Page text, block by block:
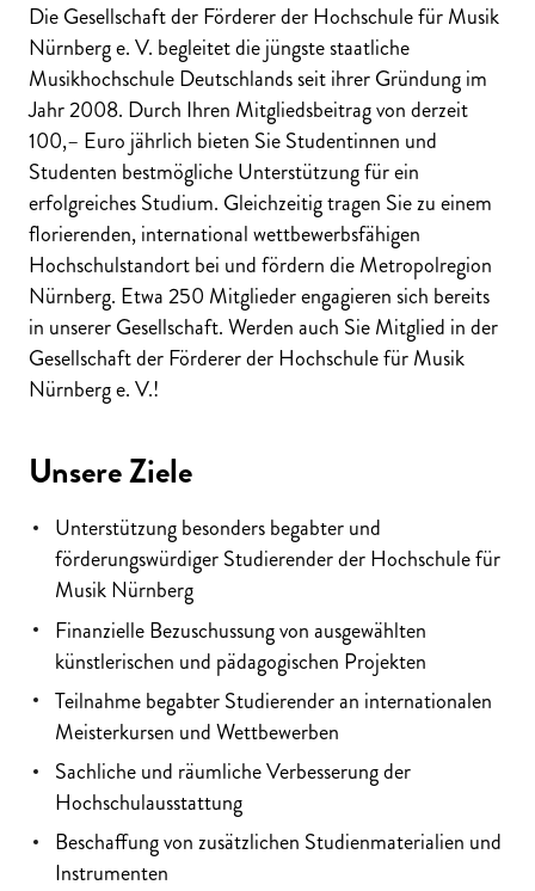
Die Gesellschaft der Förderer der Hochschule für Musik
Nürnberg e. V. begleitet die jüngste staatliche
Musikhochschule Deutschlands seit ihrer Gründung im
Jahr 2008. Durch Ihren Mitgliedsbeitrag von derzeit
100,– Euro jährlich bieten Sie Studentinnen und
Studenten bestmögliche Unterstützung für ein
erfolgreiches Studium. Gleichzeitig tragen Sie zu einem
florierenden, international wettbewerbsfähigen
Hochschulstandort bei und fördern die Metropolregion
Nürnberg. Etwa 250 Mitglieder engagieren sich bereits
in unserer Gesellschaft. Werden auch Sie Mitglied in der
Gesellschaft der Förderer der Hochschule für Musik
Nürnberg e. V.!
Unsere Ziele
Unterstützung besonders begabter und
förderungswürdiger Studierender der Hochschule für
Musik Nürnberg
Finanzielle Bezuschussung von ausgewählten
künstlerischen und pädagogischen Projekten
Teilnahme begabter Studierender an internationalen
Meisterkursen und Wettbewerben
Sachliche und räumliche Verbesserung der
Hochschulausstattung
Beschaffung von zusätzlichen Studienmaterialien und
Instrumenten